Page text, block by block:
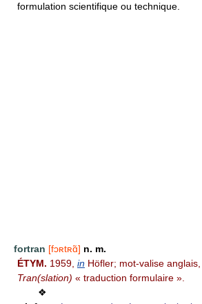
formulation scientifique ou technique.
fortran [fɔʀtʀɑ̃] n. m.
ÉTYM. 1959, in Höfler; mot-valise anglais,
Tran(slation) « traduction formulaire ».
❖